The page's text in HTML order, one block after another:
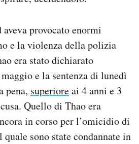
provocato enormi
e la violenza della polizia
era stato dichiarato
e la sentenza di lunedì
pena, superioreai 4 anni e 3
Quello di Thao era
in corso per l’omicidio di
sono state condannate in